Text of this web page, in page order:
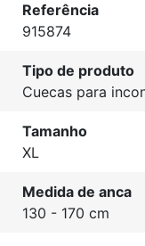
Referência
915874
Tipo de produto
Cuecas para
Tamanho
XL
Medida de anca
130 - 170 cm